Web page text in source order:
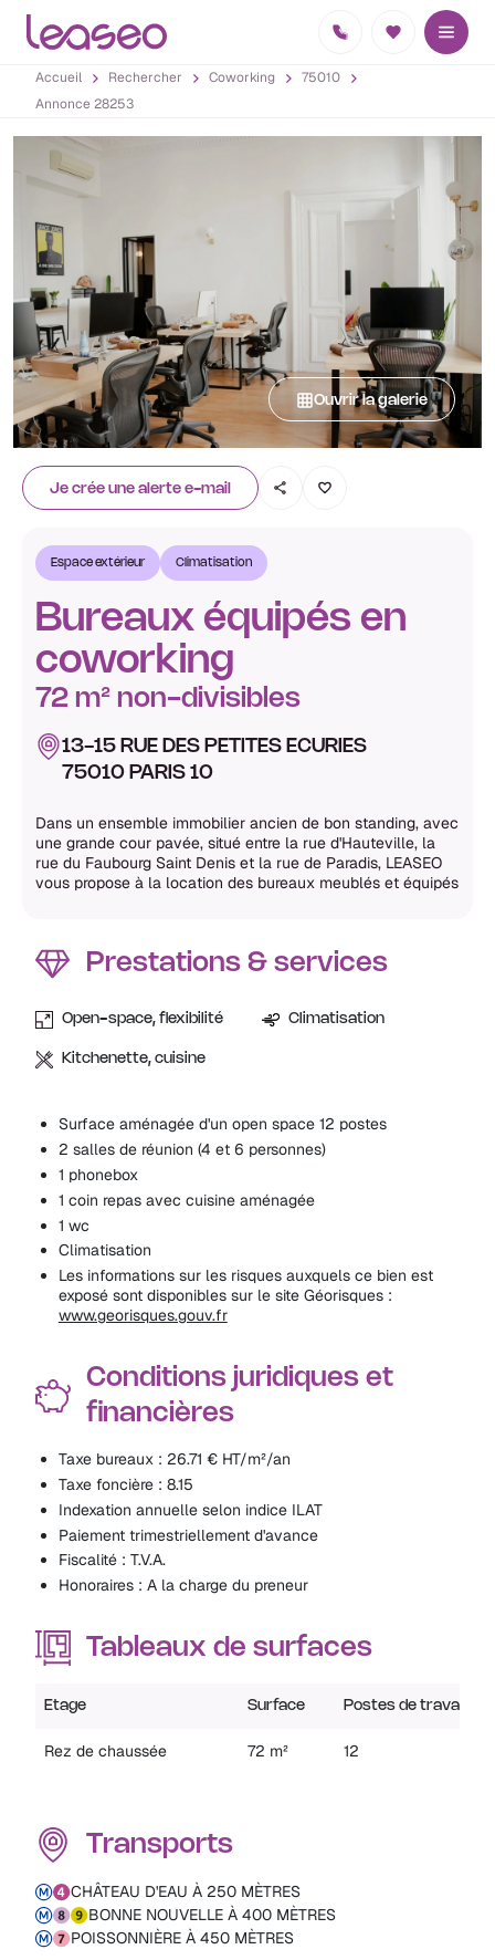
Accueil Rechercher Coworking
75010
Annonce 28253
Ouvrir la galerie
Je crée une alerte e-mail
Espace extérieur Climatisation
Bureaux équipés en
coworking
72 m² non-divisibles
13-15 RUE DES PETITES ECURIES
75010 PARIS 10
Dans un ensemble immobilier ancien de bon standing, avec
une grande cour pavée, situé entre la rue d'Hauteville, la
rue du Faubourg Saint Denis et la rue de Paradis, LEASEO
vous propose à la location des bureaux meublés et équipés
Prestations & services
Open-space, flexibilité Climatisation
Kitchenette, cuisine
Surface aménagée d'un open space 12 postes
2 salles de réunion (4 et 6 personnes)
1 phonebox
1 coin repas avec cuisine aménagée
1 wc
Climatisation
Les informations sur les risques auxquels ce bien est
exposé sont disponibles sur le site Géorisques :
www.georisques.gouv.fr
Conditions juridiques et
financières
Taxe bureaux : 26.71 € HT/m²/an
Taxe foncière : 8.15
Indexation annuelle selon indice ILAT
Paiement trimestriellement d'avance
Fiscalité : T.V.A.
Honoraires : A la charge du preneur
Tableaux de surfaces
Etage Surface Postes de travail
Rez de chaussée 72 m² 12
Transports
CHÂTEAU D'EAU À 250 MÈTRES
BONNE NOUVELLE À 400 MÈTRES
POISSONNIÈRE À 450 MÈTRES